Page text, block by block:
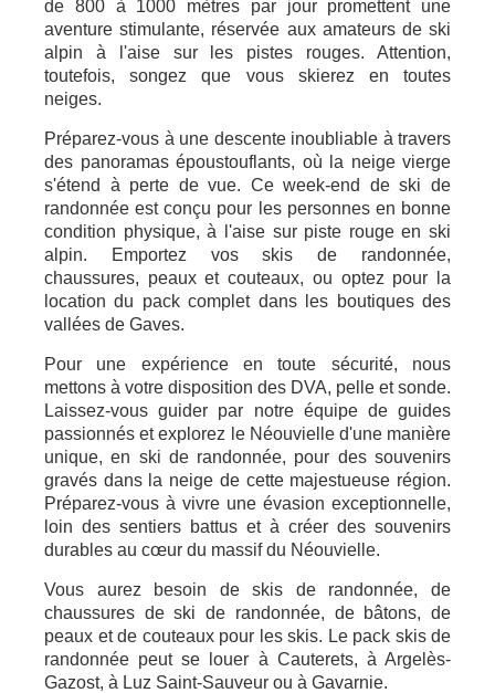
de 800 à 1000 mètres par jour promettent une
aventure stimulante, réservée aux amateurs de ski
alpin à l'aise sur les pistes rouges. Attention,
toutefois, songez que vous skierez en toutes
neiges.
Préparez-vous à une descente inoubliable à travers
des panoramas époustouflants, où la neige vierge
s'étend à perte de vue. Ce week-end de ski de
randonnée est conçu pour les personnes en bonne
condition physique, à l'aise sur piste rouge en ski
alpin. Emportez vos skis de randonnée,
chaussures, peaux et couteaux, ou optez pour la
location du pack complet dans les boutiques des
vallées de Gaves.
Pour une expérience en toute sécurité, nous
mettons à votre disposition des DVA, pelle et sonde.
Laissez-vous guider par notre équipe de guides
passionnés et explorez le Néouvielle d'une manière
unique, en ski de randonnée, pour des souvenirs
gravés dans la neige de cette majestueuse région.
Préparez-vous à vivre une évasion exceptionnelle,
loin des sentiers battus et à créer des souvenirs
durables au cœur du massif du Néouvielle.
Vous aurez besoin de skis de randonnée, de
chaussures de ski de randonnée, de bâtons, de
peaux et de couteaux pour les skis. Le pack skis de
randonnée peut se louer à Cauterets, à Argelès-
Gazost, à Luz Saint-Sauveur ou à Gavarnie.